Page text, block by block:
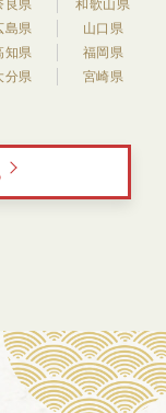
良県
和歌山県
島県
山口県
知県
福岡県
分県
宮崎県